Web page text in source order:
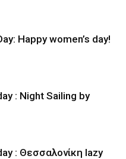
Happy women’s day!
: Night Sailing by
: Θεσσαλονίκη lazy